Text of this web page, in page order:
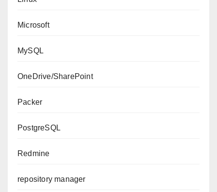
Microsoft
MySQL
OneDrive/SharePoint
Packer
PostgreSQL
Redmine
repository manager